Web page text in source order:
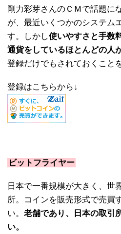
剛力彩芽さんのＣＭで話題に
が、最近いくつかのシステム
す。しかし使いやすさと手数
通貨をしているほとんどの人
登録だけでもされておくこと
登録はこちらから↓
ビットフライヤー
日本で一番規模が大きく、世
所。コインを販売形式で売買
い。 老舗であり、日本の取引
い。